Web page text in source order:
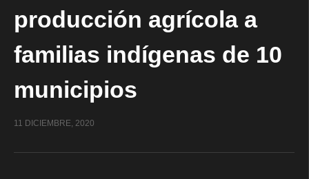
producción agrícola a
familias indígenas de 10
municipios
11 DICIEMBRE, 2020